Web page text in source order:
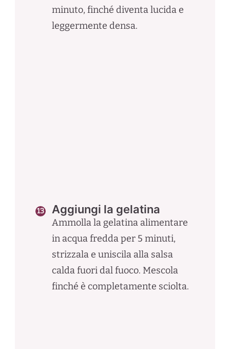
minuto, finché diventa lucida e
leggermente densa.
Aggiungi la gelatina
Ammolla la gelatina alimentare
in acqua fredda per 5 minuti,
strizzala e uniscila alla salsa
calda fuori dal fuoco. Mescola
finché è completamente sciolta.